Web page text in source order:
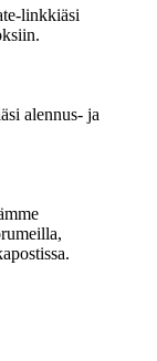
linkkiäsi
alennus- ja